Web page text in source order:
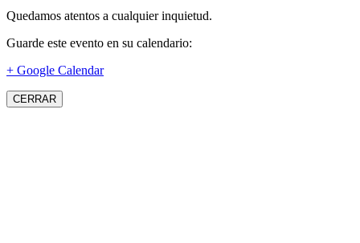
Quedamos atentos a cualquier inquietud.
Guarde este evento en su calendario:
+ Google Calendar
CERRAR